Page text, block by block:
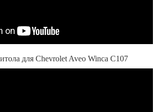
для Chevrolet Aveo Winca C107